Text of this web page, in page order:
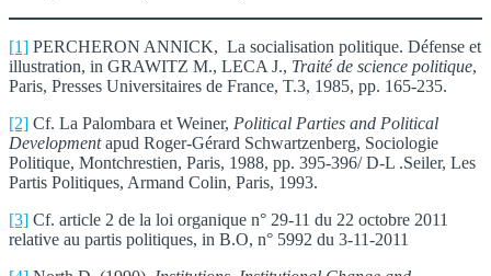
[1] PERCHERON ANNICK, La socialisation politique. Défense et
illustration, in GRAWITZ M., LECA J., Traité de science politique,
Paris, Presses Universitaires de France, T.3, 1985, pp. 165-235.
[2] Cf. La Palombara et Weiner, Political Parties and Political
Developmentapud Roger-Gérard Schwartzenberg, Sociologie
Politique, Montchrestien, Paris, 1988, pp. 395-396/ D-L .Seiler, Les
Partis Politiques, Armand Colin, Paris, 1993.
[3] Cf. article 2 de la loi organique n° 29-11 du 22 octobre 2011
relative au partis politiques, in B.O, n° 5992 du 3-11-2011